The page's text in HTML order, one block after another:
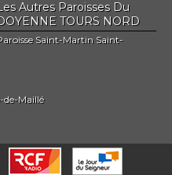
Autres Paroisses Du
TOURS NORD
Saint-Martin Saint-
de-Maillé